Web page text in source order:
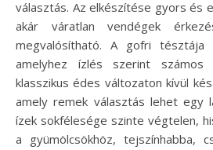
választás. Az elkészítése gyors és
akár váratlan vendégek
megvalósítható. A gofri tésztája
amelyhez ízlés szerint
klasszikus édes változaton kívül
amely remek választás lehet egy
ízek sokfélesége szinte végtelen,
a gyümölcsökhöz, tejszínhabba,